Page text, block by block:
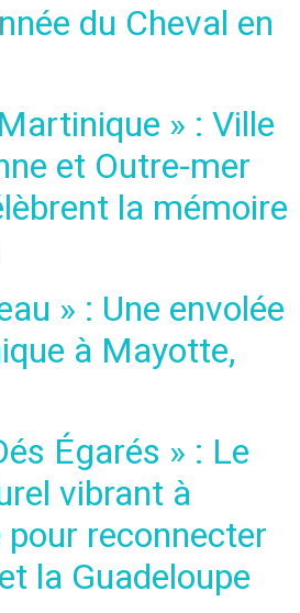
du Cheval en
» : Ville
et Outre-mer
la mémoire
» : Une envolée
à Mayotte,
Égarés » : Le
vibrant à
pour reconnecter
la Guadeloupe